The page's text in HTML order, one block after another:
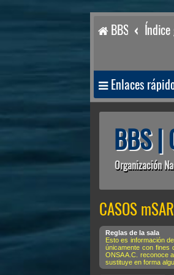
BBS Índice
Enlaces
BBS |
Organización
CASOS
Reglas de la sala
Esto es información
únicamente con fines
ONSA A.C. reconoce
sustituye en forma